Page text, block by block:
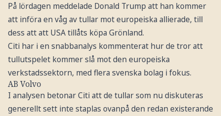
På lördagen meddelade Donald Trump att han kommer
att införa en våg av tullar mot europeiska allierade, till
dess att att USA tillåts köpa Grönland.
Citi har i en snabbanalys kommenterat hur de tror att
tullutspelet kommer slå mot den europeiska
verkstadssektorn, med flera svenska bolag i fokus.
AB Volvo
I analysen betonar Citi att de tullar som nu diskuteras
generellt sett inte staplas ovanpå den redan existerande